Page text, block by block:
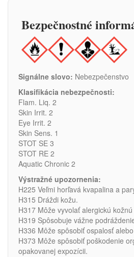
Bezpečnostné
Signálne slovo: Nebezpečenstvo
Klasifikácia nebezpečnosti:
Flam. Liq. 2
Skin Irrit. 2
Eye Irrit. 2
Skin Sens. 1
STOT SE 3
STOT RE 2
Aquatic Chronic 2
Výstražné upozornenia:
H225 Veľmi horľavá kvapalina a
H315 Dráždi kožu.
H317 Môže vyvolať alergickú
H319 Spôsobuje vážne
H336 Môže spôsobiť ospalosť
H373 Môže spôsobiť poškodenie
opakovanej expozícii.